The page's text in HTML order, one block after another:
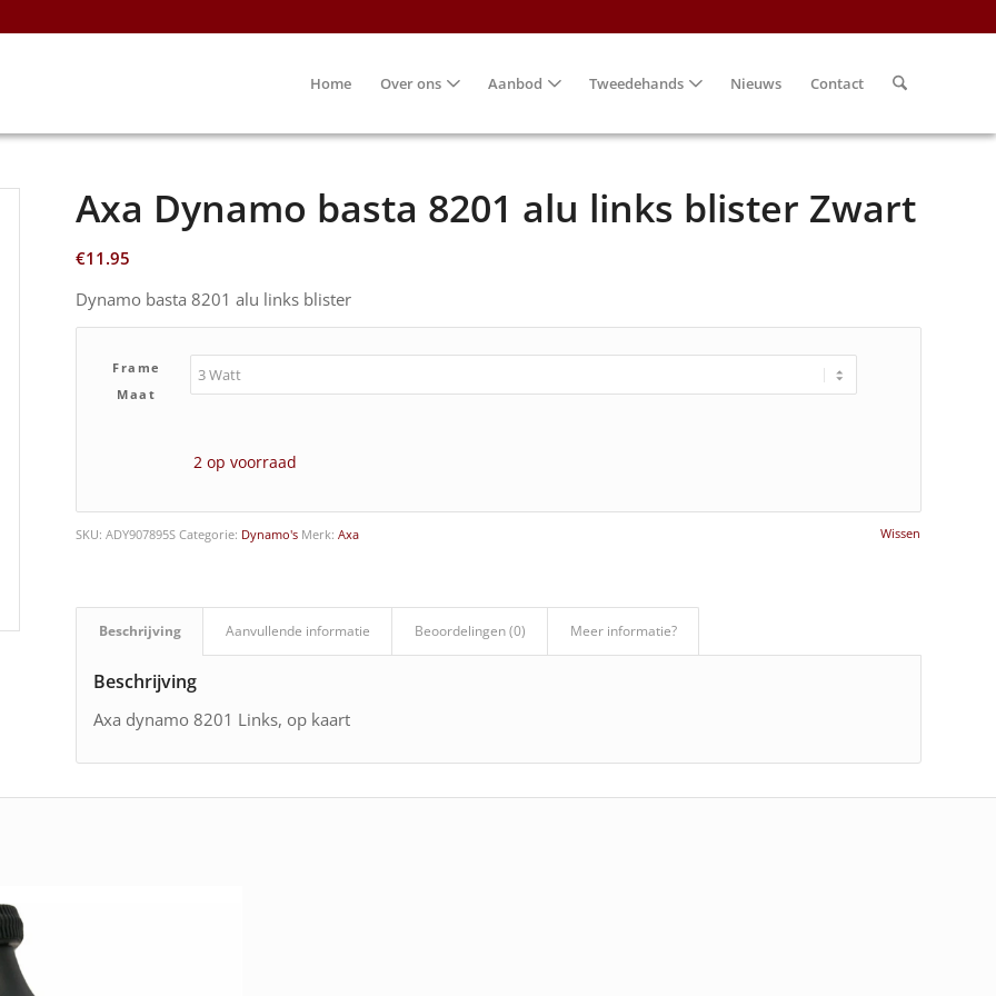
Home Over ons Aanbod Tweedehands Nieuws Contact
Axa Dynamo basta 8201 alu links blister Zwart
€11.95
Dynamo basta 8201 alu links blister
Frame
Maat
Wissen
2 op voorraad
SKU:ADY907895S Categorie: Dynamo's Merk:Axa
Beschrijving Aanvullende informatie Beoordelingen (0) Meer informatie?
Beschrijving
Axa dynamo 8201 Links, op kaart